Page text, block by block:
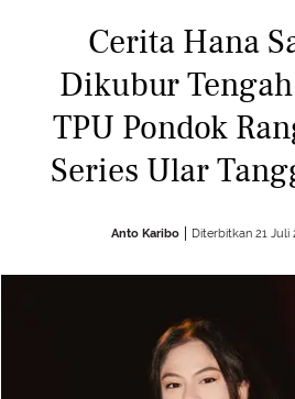
Cerita Hana
Dikubur
TPU Pondok
Series Ular
Anto Karibo Diterbitkan 21 Juli